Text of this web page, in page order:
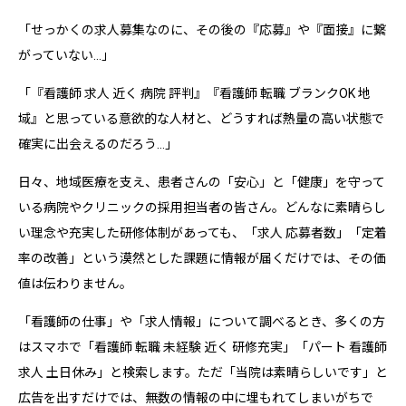
「せっかくの求人募集なのに、その後の『応募』や『面接』に繋
がっていない…」
「『看護師 求人 近く 病院 評判』『看護師 転職 ブランクOK 地
域』と思っている意欲的な人材と、どうすれば熱量の高い状態で
確実に出会えるのだろう…」
日々、地域医療を支え、患者さんの「安心」と「健康」を守って
いる病院やクリニックの採用担当者の皆さん。どんなに素晴らし
い理念や充実した研修体制があっても、「求人 応募者数」「定着
率の改善」という漠然とした課題に情報が届くだけでは、その価
値は伝わりません。
「看護師の仕事」や「求人情報」について調べるとき、多くの方
はスマホで「看護師 転職 未経験 近く 研修充実」「パート 看護師
求人 土日休み」と検索します。ただ「当院は素晴らしいです」と
広告を出すだけでは、無数の情報の中に埋もれてしまいがちで